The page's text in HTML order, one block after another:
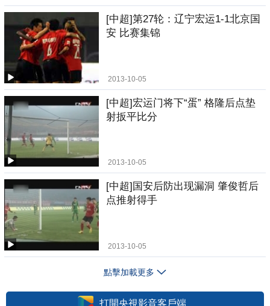
[中超]第27轮：辽宁宏运1-1北京国
安 比赛集锦
2013-10-05
[中超]宏运门将下“蛋” 格隆后点垫
射扳平比分
2013-10-05
[中超]国安后防出现漏洞 肇俊哲后
点推射得手
2013-10-05
點擊加載更多
打開央視影音客戶端